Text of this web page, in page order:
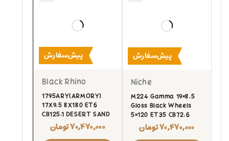
پیش‌سفارش
Niche
M224 Gamma 19×8.5
Gloss Black Wheels
5×120 ET35 CB72.6
۷۰,۴۷۰,۰۰۰تومان
پیش‌سفارش
Black Rhino
1795ARY(ARMORY)
17X9.5 8X180 ET6
CB125.1 DESERT SAND
۷۰,۴۷۰,۰۰۰تومان